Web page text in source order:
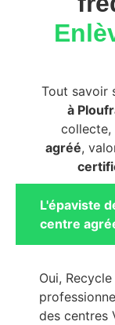
Tout savoir
à
collecte,
agréé,
L'épaviste
centre
Oui,
des centres